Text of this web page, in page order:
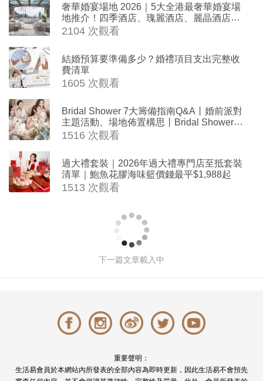
奢華婚宴場地 2026｜5大全港最奢華婚宴場
地推介！四季酒店、瑰麗酒店、麗晶酒店、
Cloud 39、合和酒店 打造夢幻氣派婚禮
2104 次觀看
結婚預算要準備多少？婚禮項目支出完整收
費清單
1605 次觀看
Bridal Shower 7大籌備指南Q&A丨婚前派對
主題活動、場地佈置構思丨Bridal Shower打
卡姊妹裝靈感＋特色場地推介
1516 次觀看
過大禮套裝｜2026年過大禮專門店至抵套裝
清單｜鮑魚花膠海味籃價錢最平$1,988起
1513 次觀看
2026港島輕婚禮場地推薦｜新人真實甜
蜜分享！法式復古餐廳打造溫馨婚禮
新人分享 港島輕婚禮場地 精品級婚禮